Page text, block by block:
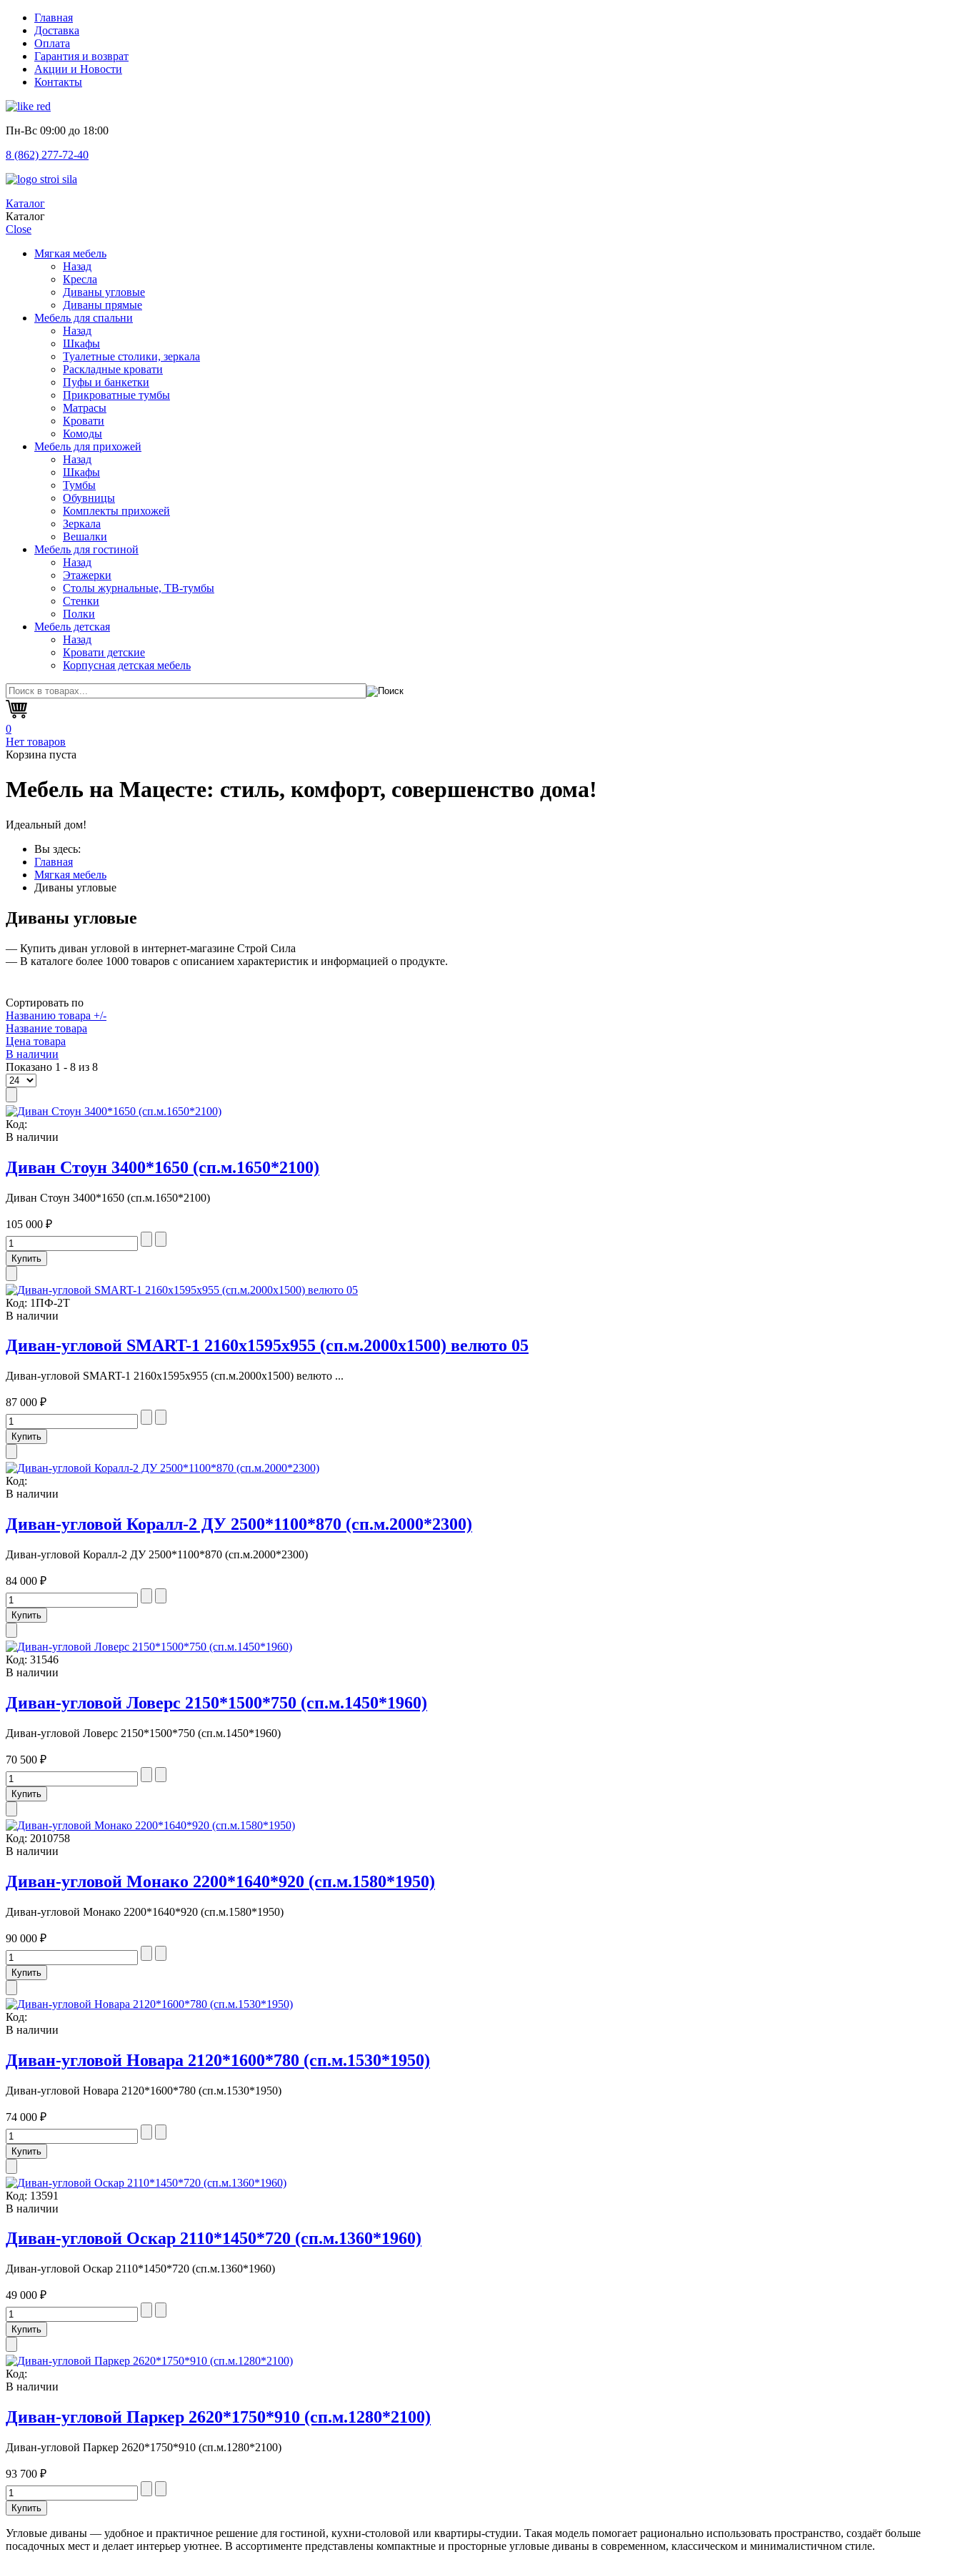
Главная
Доставка
Оплата
Гарантия и возврат
Акции и Новости
Контакты
Пн-Вс 09:00 до 18:00
8 (862) 277-72-40
Каталог
Каталог
Close
Мягкая мебель
Назад
Кресла
Диваны угловые
Диваны прямые
Мебель для спальни
Назад
Шкафы
Туалетные столики, зеркала
Раскладные кровати
Пуфы и банкетки
Прикроватные тумбы
Матрасы
Кровати
Комоды
Мебель для прихожей
Назад
Шкафы
Тумбы
Обувницы
Комплекты прихожей
Зеркала
Вешалки
Мебель для гостиной
Назад
Этажерки
Столы журнальные, ТВ-тумбы
Стенки
Полки
Мебель детская
Назад
Кровати детские
Корпусная детская мебель
0
Нет товаров
Корзина пуста
Мебель на Мацесте: стиль, комфорт, совершенство дома!
Идеальный дом!
Вы здесь:
Главная
Мягкая мебель
Диваны угловые
Диваны угловые
— Купить диван угловой в интернет-магазине Строй Сила
— В каталоге более 1000 товаров с описанием характеристик и информацией о продукте.
Сортировать по
Названию товара +/-
Название товара
Цена товара
В наличии
Показано 1 - 8 из 8
Код:
В наличии
Диван Стоун 3400*1650 (сп.м.1650*2100)
Диван Стоун 3400*1650 (сп.м.1650*2100)
105 000 ₽
Код: 1ПФ-2Т
В наличии
Диван-угловой SMART-1 2160x1595x955 (сп.м.2000х1500) велюто 05
Диван-угловой SMART-1 2160x1595x955 (сп.м.2000х1500) велюто ...
87 000 ₽
Код:
В наличии
Диван-угловой Коралл-2 ДУ 2500*1100*870 (сп.м.2000*2300)
Диван-угловой Коралл-2 ДУ 2500*1100*870 (сп.м.2000*2300)
84 000 ₽
Код: 31546
В наличии
Диван-угловой Ловерс 2150*1500*750 (сп.м.1450*1960)
Диван-угловой Ловерс 2150*1500*750 (сп.м.1450*1960)
70 500 ₽
Код: 2010758
В наличии
Диван-угловой Монако 2200*1640*920 (сп.м.1580*1950)
Диван-угловой Монако 2200*1640*920 (сп.м.1580*1950)
90 000 ₽
Код:
В наличии
Диван-угловой Новара 2120*1600*780 (сп.м.1530*1950)
Диван-угловой Новара 2120*1600*780 (сп.м.1530*1950)
74 000 ₽
Код: 13591
В наличии
Диван-угловой Оскар 2110*1450*720 (сп.м.1360*1960)
Диван-угловой Оскар 2110*1450*720 (сп.м.1360*1960)
49 000 ₽
Код:
В наличии
Диван-угловой Паркер 2620*1750*910 (сп.м.1280*2100)
Диван-угловой Паркер 2620*1750*910 (сп.м.1280*2100)
93 700 ₽
Угловые диваны — удобное и практичное решение для гостиной, кухни‑столовой или квартиры‑студии. Такая модель помогает рационально использовать пространство, создаёт больше
посадочных мест и делает интерьер уютнее. В ассортименте представлены компактные и просторные угловые диваны в современном, классическом и минималистичном стиле.